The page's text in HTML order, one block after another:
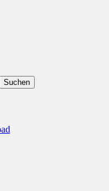
Suchen